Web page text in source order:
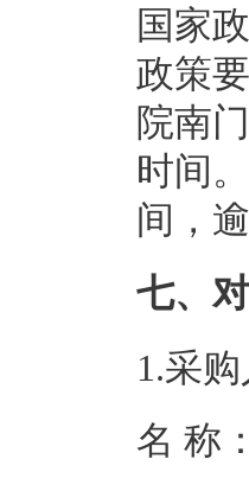
国家
政策
院南
时间
间，
七、
1.采
名